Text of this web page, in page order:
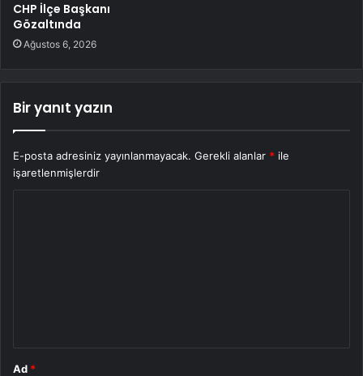
CHP İlçe Başkanı
Gözaltında
Ağustos 6, 2026
Bir yanıt yazın
E-posta adresiniz yayınlanmayacak. Gerekli alanlar * ile
işaretlenmişlerdir
Ad *